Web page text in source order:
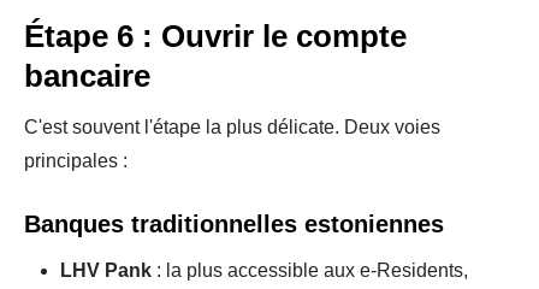
Étape 6 : Ouvrir le compte
bancaire
C'est souvent l'étape la plus délicate. Deux voies
principales :
Banques traditionnelles estoniennes
LHV Pank : la plus accessible aux e-Residents,